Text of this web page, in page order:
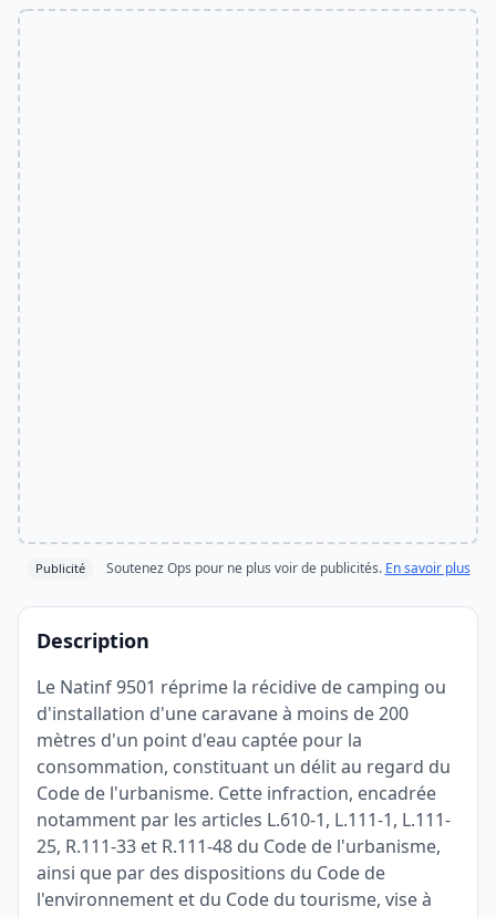
Publicité Soutenez Ops pour ne plus voir de publicités. En savoir plus
Description
Le Natinf 9501 réprime la récidive de camping ou
d'installation d'une caravane à moins de 200
mètres d'un point d'eau captée pour la
consommation, constituant un délit au regard du
Code de l'urbanisme. Cette infraction, encadrée
notamment par les articles L.610-1, L.111-1, L.111-
25, R.111-33 et R.111-48 du Code de l'urbanisme,
ainsi que par des dispositions du Code de
l'environnement et du Code du tourisme, vise à